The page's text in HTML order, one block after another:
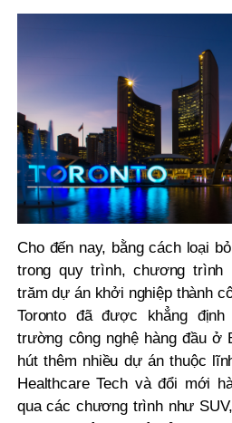
Cho đến nay, bằng cách loại
trong quy trình, chương trình
trăm dự án khởi nghiệp thành
Toronto đã được khẳng
trường công nghệ hàng đầu
hút thêm nhiều dự án thuộc
Healthcare Tech và đổi mới
qua các chương trình như